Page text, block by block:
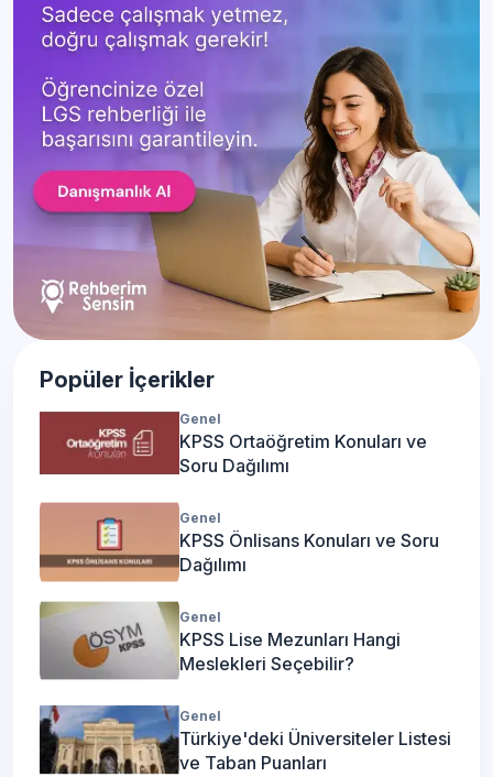
Popüler İçerikler
Genel
KPSS Ortaöğretim Konuları ve
Soru Dağılımı
Genel
KPSS Önlisans Konuları ve Soru
Dağılımı
Genel
KPSS Lise Mezunları Hangi
Meslekleri Seçebilir?
Genel
Türkiye'deki Üniversiteler Listesi
ve Taban Puanları